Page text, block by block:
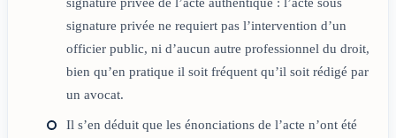
signature privée de l’acte authentique : l’acte sous
signature privée ne requiert pas l’intervention d’un
officier public, ni d’aucun autre professionnel du droit,
bien qu’en pratique il soit fréquent qu’il soit rédigé par
un avocat.
Il s’en déduit que les énonciations de l’acte n’ont été